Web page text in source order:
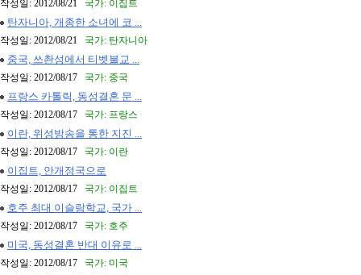
작성일: 2012/08/21 국가: 이집트
탄자니아, 개종한 소녀에 코 ...
작성일: 2012/08/21 국가: 탄자니아
중국, 쓰촨성에서 티벳불교 ...
작성일: 2012/08/17 국가: 중국
프랑스 카톨릭, 동성결혼 문 ...
작성일: 2012/08/17 국가: 프랑스
이란, 위성방송을 통한 지진 ...
작성일: 2012/08/17 국가: 이란
이집트, 안개정국으로
작성일: 2012/08/17 국가: 이집트
호주 최대 이슬람학교, 국가 ...
작성일: 2012/08/17 국가: 호주
미국, 동성결혼 반대 이유로 ...
작성일: 2012/08/17 국가: 미국